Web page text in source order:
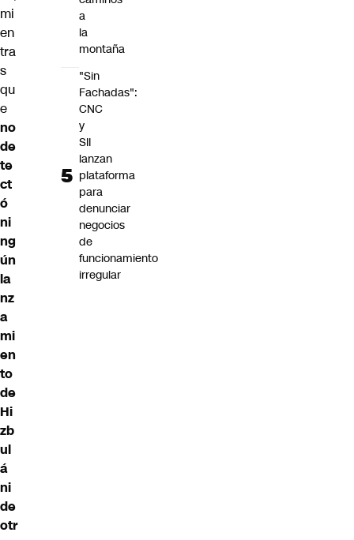
mi
en
tra
s
qu
e
no
de
te
ct
ó
ni
ng
ún
la
nz
a
mi
en
to
de
Hi
zb
ul
á
ni
de
otr
a
la
montaña
"Sin
Fachadas":
CNC
y
SII
lanzan
plataforma
para
denunciar
negocios
de
funcionamiento
irregular